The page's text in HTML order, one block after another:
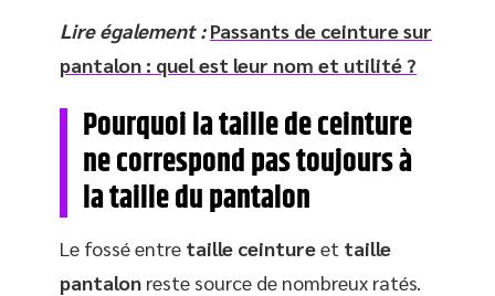
Lire également : Passants de ceinture sur
pantalon : quel est leur nom et utilité ?
Pourquoi la taille de ceinture
ne correspond pas toujours à
la taille du pantalon
Le fossé entre taille ceintureet taille
pantalon reste source de nombreux ratés.